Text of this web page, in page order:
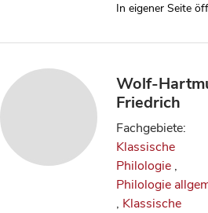
In eigener Seite
Wolf-
Friedrich
Fachgebiete:
Klassische
Philologie ,
Philologie
, Klassische